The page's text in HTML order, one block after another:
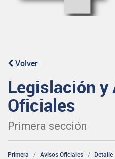
Volver
Legislación y
Oficiales
Primera sección
Primera Avisos Oficiales Detalle